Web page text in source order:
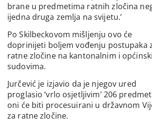
brane u predmetima ratnih zločina
ijedna druga zemlja na svijetu.’
Po Skilbeckovom mišljenju ovo će
doprinijeti boljem vođenju postupaka
ratne zločine na kantonalnim i
sudovima.
Jurčević je izjavio da je njegov ured
proglasio ‘vrlo osjetljivim’ 206
oni će biti procesuirani u državnom
za ratne zločine.